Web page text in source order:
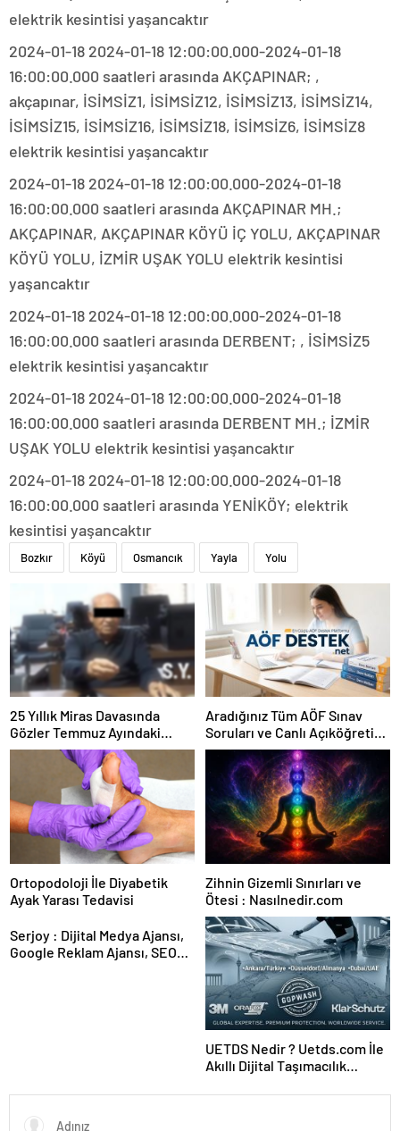
elektrik kesintisi yaşancaktır
2024-01-18 2024-01-18 12:00:00.000-2024-01-18
16:00:00.000 saatleri arasında AKÇAPINAR; ,
akçapınar, İSİMSİZ1, İSİMSİZ12, İSİMSİZ13, İSİMSİZ14,
İSİMSİZ15, İSİMSİZ16, İSİMSİZ18, İSİMSİZ6, İSİMSİZ8
elektrik kesintisi yaşancaktır
2024-01-18 2024-01-18 12:00:00.000-2024-01-18
16:00:00.000 saatleri arasında AKÇAPINAR MH.;
AKÇAPINAR, AKÇAPINAR KÖYÜ İÇ YOLU, AKÇAPINAR
KÖYÜ YOLU, İZMİR UŞAK YOLU elektrik kesintisi
yaşancaktır
2024-01-18 2024-01-18 12:00:00.000-2024-01-18
16:00:00.000 saatleri arasında DERBENT; , İSİMSİZ5
elektrik kesintisi yaşancaktır
2024-01-18 2024-01-18 12:00:00.000-2024-01-18
16:00:00.000 saatleri arasında DERBENT MH.; İZMİR
UŞAK YOLU elektrik kesintisi yaşancaktır
2024-01-18 2024-01-18 12:00:00.000-2024-01-18
16:00:00.000 saatleri arasında YENİKÖY; elektrik
kesintisi yaşancaktır
Bozkır Köyü Osmancık Yayla Yolu
25 Yıllık Miras Davasında
Gözler Temmuz Ayındaki
Karar Duruşmasına Çevrildi
Aradığınız Tüm AÖF Sınav
Soruları ve Canlı Açıköğretim
Forumu Burada
Ortopodoloji İle Diyabetik
Ayak Yarası Tedavisi
Zihnin Gizemli Sınırları ve
Ötesi : Nasılnedir.com
Serjoy : Dijital Medya Ajansı,
Google Reklam Ajansı, SEO
UETDS Nedir ? Uetds.com İle
Akıllı Dijital Taşımacılık